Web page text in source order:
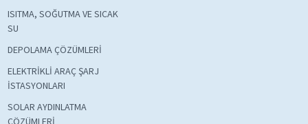
ISITMA, SOĞUTMA VE SICAK
SU
DEPOLAMA ÇÖZÜMLERİ
ELEKTRİKLİ ARAÇ ŞARJ
İSTASYONLARI
SOLAR AYDINLATMA
ÇÖZÜMLERİ